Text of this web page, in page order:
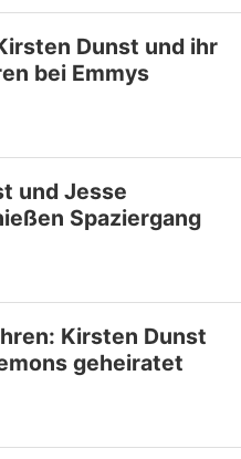
Dunst und ihr
bei Emmys
und Jesse
Spaziergang
Kirsten Dunst
geheiratet